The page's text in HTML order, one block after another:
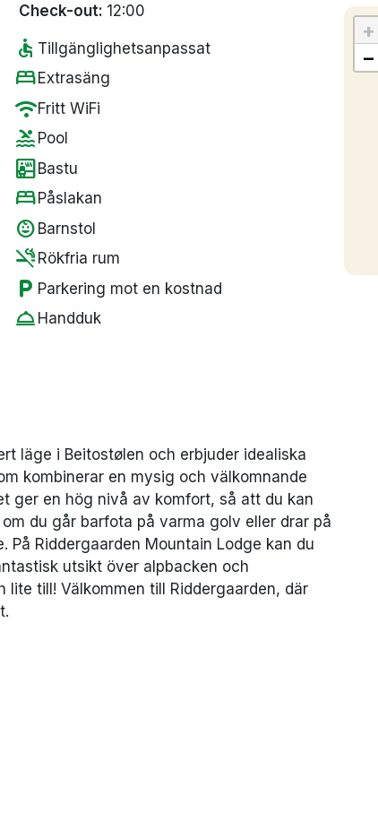
Check-out: 12:00
accessible Tillgänglighetsanpassat
bed Extrasäng
wifiFritt WiFi
pool Pool
saunaBastu
bed Påslakan
child_care Barnstol
smoke_free Rökfria rum
local_parking Parkering mot en kostnad
room_service Handduk
läge i Beitostølen och erbjuder idealiska
kombinerar en mysig och välkomnande
ger en hög nivå av komfort, så att du kan
du går barfota på varma golv eller drar på
Riddergaarden Mountain Lodge kan du
utsikt över alpbacken och
till! Välkommen till Riddergaarden, där
+
−